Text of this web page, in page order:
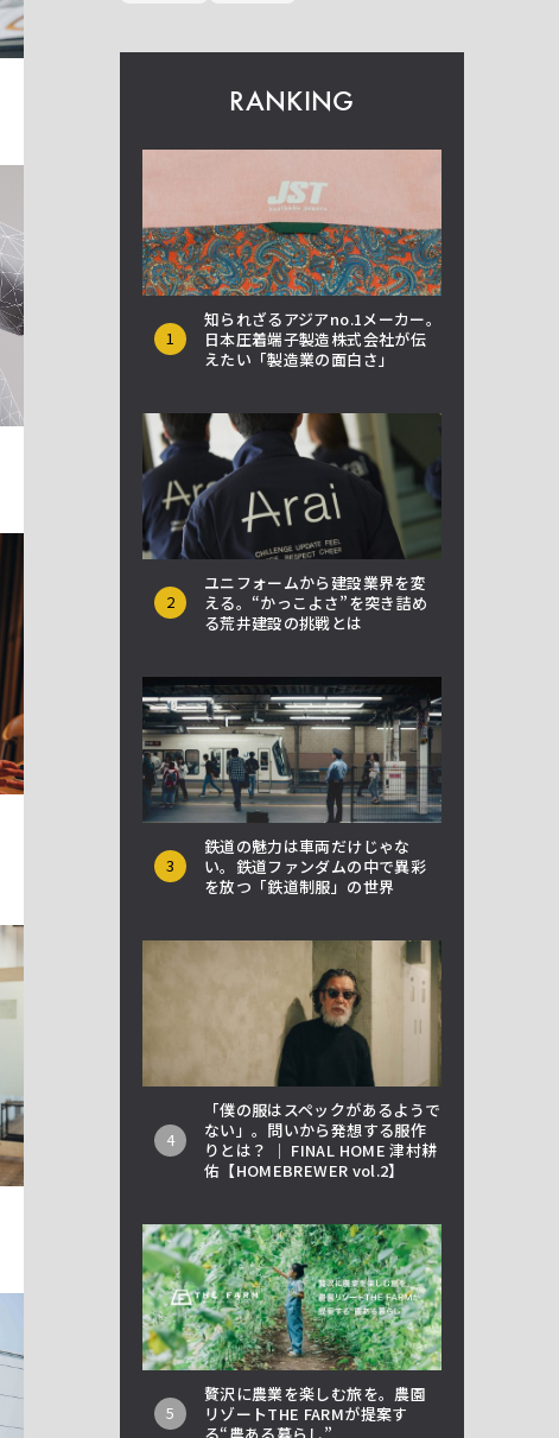
RANKING
1
知られざるアジアno.1メーカー。
日本圧着端子製造株式会社が伝
えたい「製造業の面白さ」
2
ユニフォームから建設業界を変
える。“かっこよさ”を突き詰め
る荒井建設の挑戦とは
3
鉄道の魅力は車両だけじゃな
い。鉄道ファンダムの中で異彩
を放つ「鉄道制服」の世界
4
「僕の服はスペックがあるようで
ない」。問いから発想する服作
りとは？ │ FINAL HOME 津村耕
佑【HOMEBREWER vol.2】
5
贅沢に農業を楽しむ旅を。農園
リゾートTHE FARMが提案す